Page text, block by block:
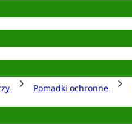
Pomadki ochronne